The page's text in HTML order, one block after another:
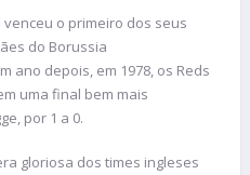
o primeiro dos seus
do Borussia
ano depois, em 1978, os Reds
uma final bem mais
por 1 a 0.
gloriosa dos times ingleses